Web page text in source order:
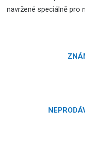
navržené speciálně pro